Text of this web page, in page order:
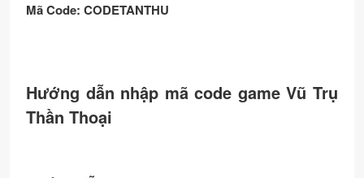
Mã Code: CODETANTHU
Hướng dẫn nhập mã code game Vũ Trụ
Thần Thoại